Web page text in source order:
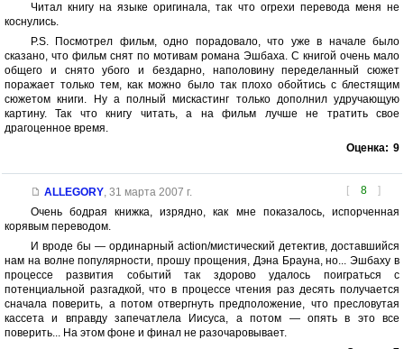
Читал книгу на языке оригинала, так что огрехи перевода меня не
коснулись.
P.S. Посмотрел фильм, одно порадовало, что уже в начале было
сказано, что фильм снят по мотивам романа Эшбаха. С книгой очень мало
общего и снято убого и бездарно, наполовину переделанный сюжет
поражает только тем, как можно было так плохо обойтись с блестящим
сюжетом книги. Ну а полный мискастинг только дополнил удручающую
картину. Так что книгу читать, а на фильм лучше не тратить свое
драгоценное время.
Оценка: 9
[ 8 ]
ALLEGORY, 31 марта 2007 г.
Очень бодрая книжка, изрядно, как мне показалось, испорченная
корявым переводом.
И вроде бы — ординарный action/мистический детектив, доставшийся
нам на волне популярности, прошу прощения, Дэна Брауна, но... Эшбаху в
процессе развития событий так здорово удалось поиграться с
потенциальной разгадкой, что в процессе чтения раз десять получается
сначала поверить, а потом отвергнуть предположение, что пресловутая
кассета и вправду запечатлела Иисуса, а потом — опять в это все
поверить... На этом фоне и финал не разочаровывает.